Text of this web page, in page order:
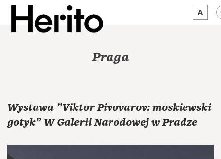
JĘZYK: PL
Praga
Wystawa "Viktor Pivovarov: moskiewski
gotyk" W Galerii Narodowej w Pradze